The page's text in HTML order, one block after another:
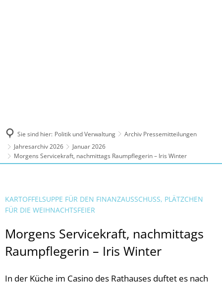
Sie sind hier: Politik und Verwaltung
Archiv Pressemitteilungen
Jahresarchiv 2026
Januar 2026
Morgens Servicekraft, nachmittags Raumpflegerin – Iris Winter
KARTOFFELSUPPE FÜR DEN FINANZAUSSCHUSS, PLÄTZCHEN
FÜR DIE WEIHNACHTSFEIER
Morgens Servicekraft, nachmittags
Raumpflegerin – Iris Winter
In der Küche im Casino des Rathauses duftet es nach